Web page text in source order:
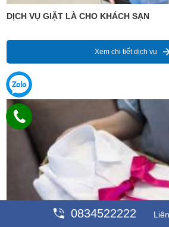
DỊCH VỤ GIẶT LÀ CHO KHÁCH SẠN
Xem chi tiết dịch vụ
0834522222